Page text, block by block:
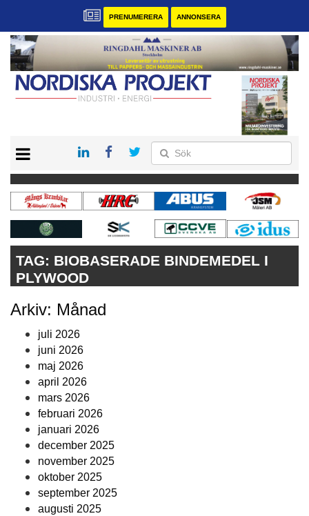
PRENUMERERA ANNONSERA
KONTAKT
VÅRA ANDRA MAGASIN
PRENUMERERA
ANNONSERA
TAG: BIOBASERADE BINDEMEDEL I
PLYWOOD
Arkiv: Månad
juli 2026
juni 2026
maj 2026
april 2026
mars 2026
februari 2026
januari 2026
december 2025
november 2025
oktober 2025
september 2025
augusti 2025